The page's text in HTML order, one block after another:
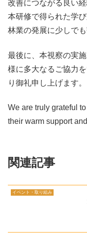
改善につながる良い
本研修で得られた学
林業の発展に少しで
最後に、本視察の実
様に多大なるご協力
り御礼申し上げます。
We are truly grateful
their warm support
関連記事
イベント・取り組み